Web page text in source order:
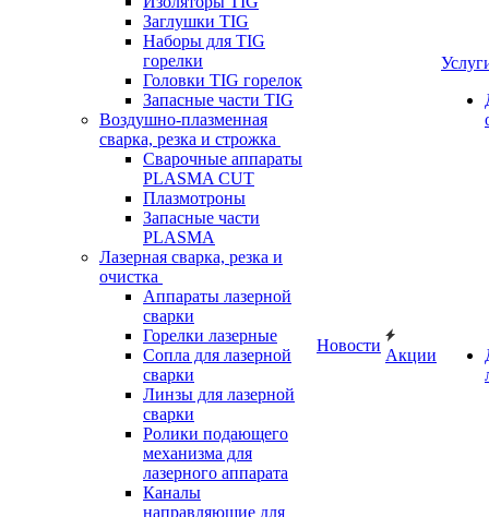
Заглушки TIG
Наборы для TIG
горелки
Головки TIG горелок
Запасные части TIG
Воздушно-плазменная
сварка, резка и строжка
Сварочные аппараты
PLASMA CUT
Плазмотроны
Запасные части
PLASMA
Лазерная сварка, резка и
очистка
Аппараты лазерной
сварки
Горелки лазерные
Сопла для лазерной
сварки
Линзы для лазерной
сварки
Ролики подающего
механизма для
лазерного аппарата
Каналы
направляющие для
Новости
Акции